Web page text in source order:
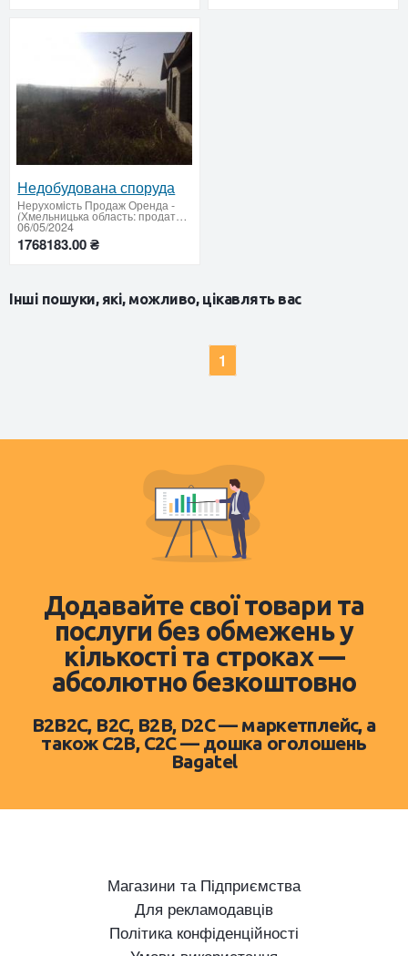
Недобудована споруда
Нерухомiсть Продаж Оренда-
(Хмельницька область: продати купити)
06/05/2024
1768183.00 ₴
Інші пошуки, які, можливо, цікавлять вас
1
Додавайте свої товари та
послуги без обмежень у
кількості та строках —
абсолютно безкоштовно
B2B2C, B2C, B2B, D2C — маркетплейс, а
також C2B, C2C — дошка оголошень
Bagatel
Магазини та Підприємства
Для рекламодавців
Політика конфіденційності